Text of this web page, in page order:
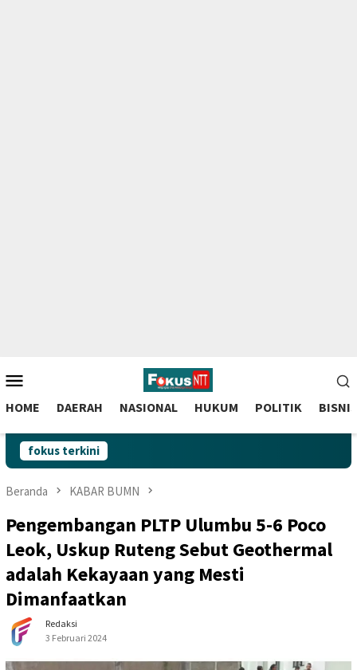
to
contentMobile
HOME DAERAH NASIONAL HUKUM POLITIK BISNIS
fokus terkini
Beranda KABAR BUMN
Pengembangan PLTP Ulumbu 5-6 Poco
Leok, Uskup Ruteng Sebut Geothermal
adalah Kekayaan yang Mesti
Dimanfaatkan
Redaksi
3 Februari 2024